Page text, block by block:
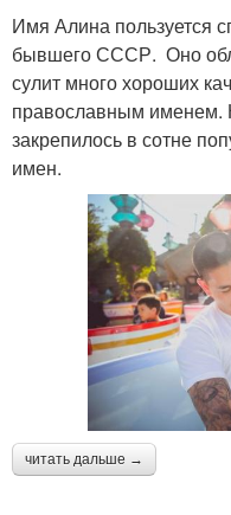
Имя Алина пользуется
бывшего СССР. Оно
сулит много хороших
православным
закрепилось в сотне
имен.
читать дальше →